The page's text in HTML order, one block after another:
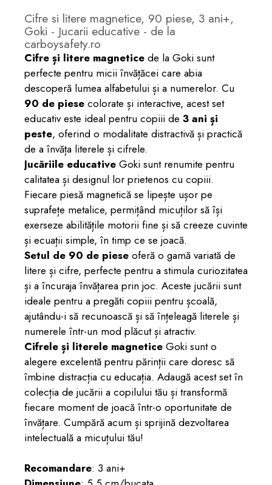
Cifre si litere magnetice, 90 piese, 3 ani+,
Goki - Jucarii educative - de la
carboysafety.ro
Cifre și litere magnetice de la Goki sunt
perfecte pentru micii învățăcei care abia
descoperă lumea alfabetului și a numerelor. Cu
90 de piese colorate și interactive, acest set
educativ este ideal pentru copiii de 3 ani și
peste, oferind o modalitate distractivă și practică
de a învăța literele și cifrele.
Jucăriile educative Goki sunt renumite pentru
calitatea și designul lor prietenos cu copiii.
Fiecare piesă magnetică se lipește ușor pe
suprafețe metalice, permițând micuților să își
exerseze abilitățile motorii fine și să creeze cuvinte
și ecuații simple, în timp ce se joacă.
Setul de 90 de piese oferă o gamă variată de
litere și cifre, perfecte pentru a stimula curiozitatea
și a încuraja învățarea prin joc. Aceste jucării sunt
ideale pentru a pregăti copiii pentru școală,
ajutându-i să recunoască și să înțeleagă literele și
numerele într-un mod plăcut și atractiv.
Cifrele și literele magnetice Goki sunt o
alegere excelentă pentru părinții care doresc să
îmbine distracția cu educația. Adaugă acest set în
colecția de jucării a copilului tău și transformă
fiecare moment de joacă într-o oportunitate de
învățare. Cumpără acum și sprijină dezvoltarea
intelectuală a micuțului tău!
Recomandare: 3 ani+